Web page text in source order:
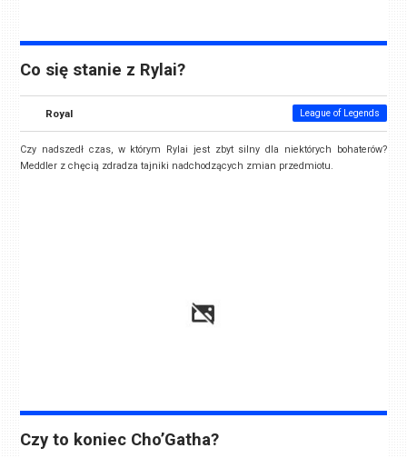
Co się stanie z Rylai?
Royal League of Legends
Czy nadszedł czas, w którym Rylai jest zbyt silny dla niektórych bohaterów?
Meddler z chęcią zdradza tajniki nadchodzących zmian przedmiotu.
Czy to koniec Cho’Gatha?